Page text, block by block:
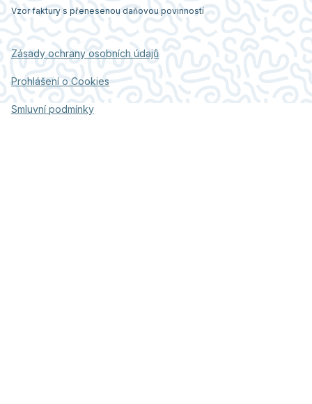
Vzor faktury s přenesenou daňovou povinností
Zásady ochrany osobních údajů
Prohlášení o Cookies
Smluvní podmínky